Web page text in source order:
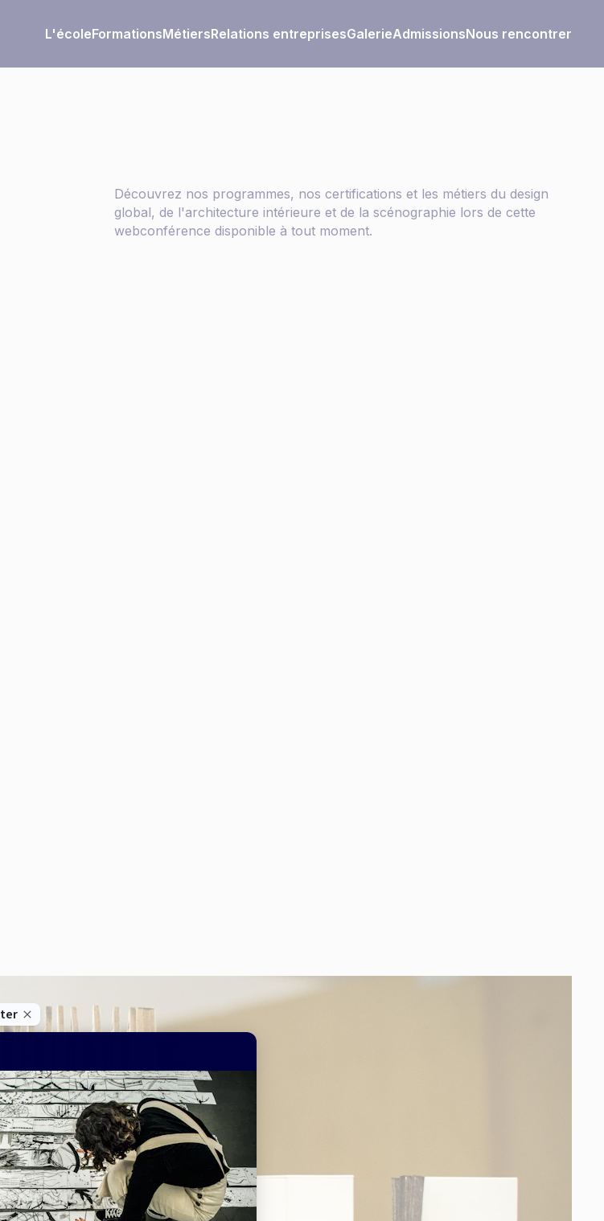
L'écoleFormationsMétiersRelations entreprisesGalerieAdmissionsNous rencontrer
Découvrez nos programmes, nos certifications et les métiers du design
global, de l'architecture intérieure et de la scénographie lors de cette
webconférence disponible à tout moment.